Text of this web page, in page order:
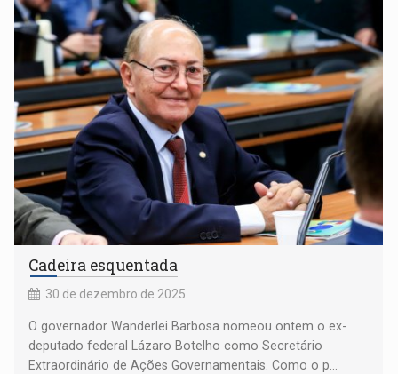
Cadeira esquentada
30 de dezembro de 2025
O governador Wanderlei Barbosa nomeou ontem o ex-
deputado federal Lázaro Botelho como Secretário
Extraordinário de Ações Governamentais. Como o p...